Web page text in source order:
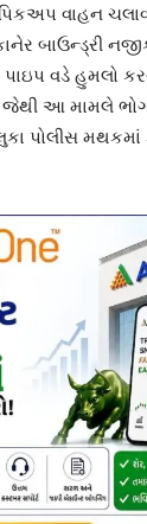
પિકઅપ વાહન
બાઉન્ડ્રી
પાઇપ વડે હુમલો
જેથી આ મામલે
પોલીસ મથકમાં